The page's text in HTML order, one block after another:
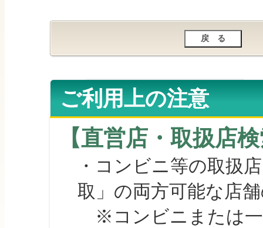
ご利用上の注意
【直営店・取扱店
・コンビニ等の取扱
取」の両方可能な店
※コンビニまたは一